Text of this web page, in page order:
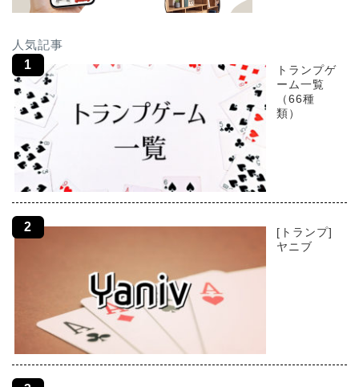
人気記事
トランプゲ
ーム一覧
（66種
類）
[トランプ]
ヤニブ